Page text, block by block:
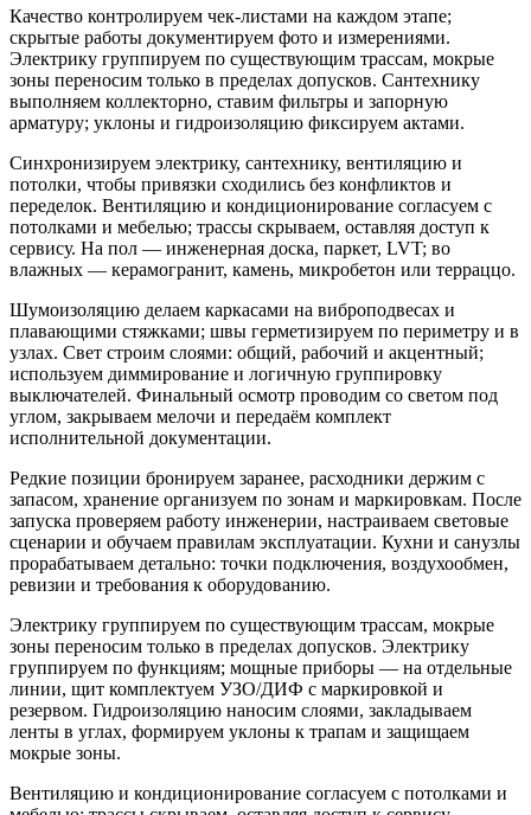
Качество контролируем чек-листами на каждом этапе;
скрытые работы документируем фото и измерениями.
Электрику группируем по существующим трассам, мокрые
зоны переносим только в пределах допусков. Сантехнику
выполняем коллекторно, ставим фильтры и запорную
арматуру; уклоны и гидроизоляцию фиксируем актами.
Синхронизируем электрику, сантехнику, вентиляцию и
потолки, чтобы привязки сходились без конфликтов и
переделок. Вентиляцию и кондиционирование согласуем с
потолками и мебелью; трассы скрываем, оставляя доступ к
сервису. На пол — инженерная доска, паркет, LVT; во
влажных — керамогранит, камень, микробетон или терраццо.
Шумоизоляцию делаем каркасами на виброподвесах и
плавающими стяжками; швы герметизируем по периметру и в
узлах. Свет строим слоями: общий, рабочий и акцентный;
используем диммирование и логичную группировку
выключателей. Финальный осмотр проводим со светом под
углом, закрываем мелочи и передаём комплект
исполнительной документации.
Редкие позиции бронируем заранее, расходники держим с
запасом, хранение организуем по зонам и маркировкам. После
запуска проверяем работу инженерии, настраиваем световые
сценарии и обучаем правилам эксплуатации. Кухни и санузлы
прорабатываем детально: точки подключения, воздухообмен,
ревизии и требования к оборудованию.
Электрику группируем по существующим трассам, мокрые
зоны переносим только в пределах допусков. Электрику
группируем по функциям; мощные приборы — на отдельные
линии, щит комплектуем УЗО/ДИФ с маркировкой и
резервом. Гидроизоляцию наносим слоями, закладываем
ленты в углах, формируем уклоны к трапам и защищаем
мокрые зоны.
Вентиляцию и кондиционирование согласуем с потолками и